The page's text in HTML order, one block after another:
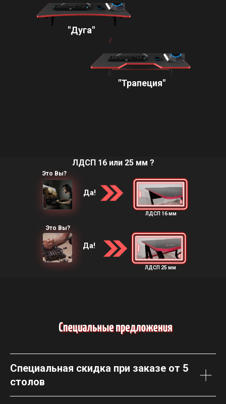
"Дуга"
"Трапеция"
ЛДСП 16 или 25 мм ?
ЛДСП 16 мм
ЛДСП 25 мм
Это Вы?
Это Вы?
Да!
Да!
Специальная скидка при заказе от 5
столов